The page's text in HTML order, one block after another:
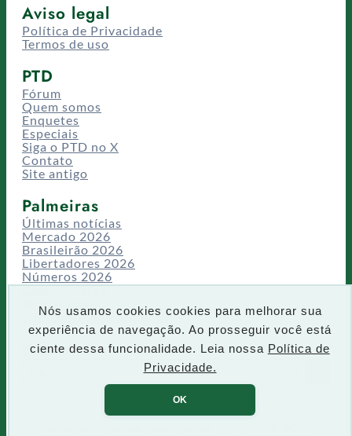
Nós usamos cookies cookies para melhorar sua
experiência de navegação. Ao prosseguir você está
ciente dessa funcionalidade. Leia nossa Política de
Privacidade.
OK
Aviso legal
Política de Privacidade
Termos de uso
PTD
Fórum
Quem somos
Enquetes
Especiais
Siga o PTD no X
Contato
Site antigo
Palmeiras
Últimas notícias
Mercado 2026
Brasileirão 2026
Libertadores 2026
Números 2026
Campeonatos
Temporadas
CT/Centro de Excelência
Busca
P
e
q
u